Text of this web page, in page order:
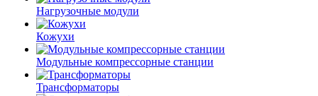
Нагрузочные модули
Кожухи
Модульные компрессорные станции
Трансформаторы